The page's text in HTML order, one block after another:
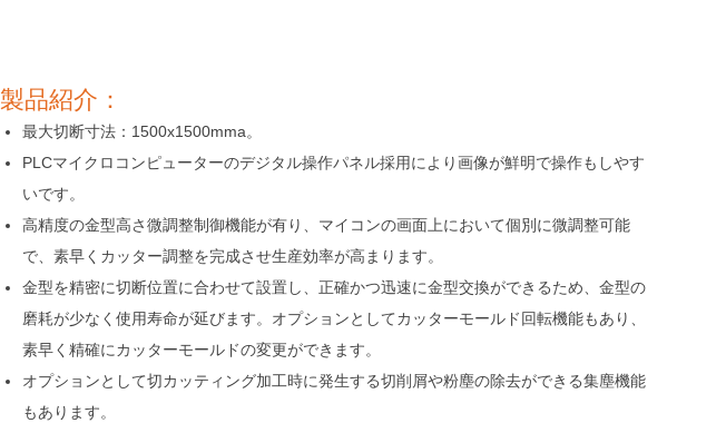
製品紹介：
最大切断寸法：1500x1500mma。
PLCマイクロコンピューターのデジタル操作パネル採用により画像が鮮明で操作もしやす
いです。
高精度の金型高さ微調整制御機能が有り、マイコンの画面上において個別に微調整可能
で、素早くカッター調整を完成させ生産効率が高まります。
金型を精密に切断位置に合わせて設置し、正確かつ迅速に金型交換ができるため、金型の
磨耗が少なく使用寿命が延びます。オプションとしてカッターモールド回転機能もあり、
素早く精確にカッターモールドの変更ができます。
オプションとして切カッティング加工時に発生する切削屑や粉塵の除去ができる集塵機能
もあります。